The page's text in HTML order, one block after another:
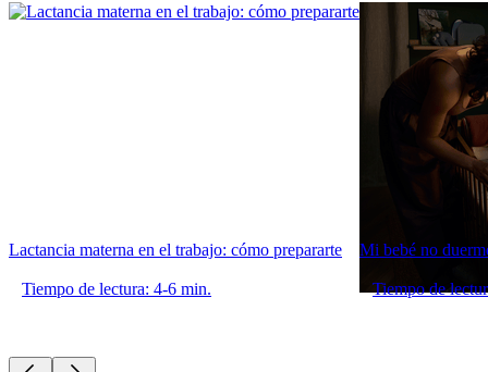
Lactancia materna en el trabajo: cómo prepararte
Tiempo de lectura: 4-6 min.
Mi bebé no
Tiempo de